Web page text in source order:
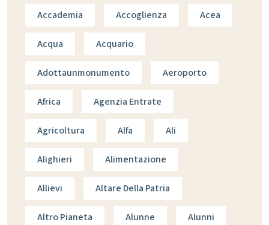
Accademia Accoglienza Acea
Acqua Acquario
Adottaunmonumento Aeroporto
Africa Agenzia Entrate
Agricoltura Alfa Ali
Alighieri Alimentazione
Allievi Altare Della Patria
Altro Pianeta Alunne Alunni